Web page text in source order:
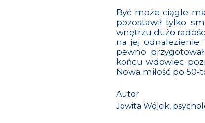
Być może ciągle
pozostawił tylko
wnętrzu dużo
na jej
pewno
końcu wdowiec
Nowa miłość po 50-
Autor
Jowita Wójcik,